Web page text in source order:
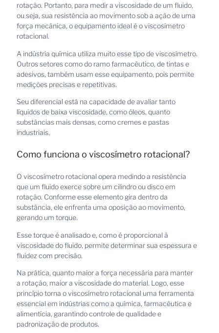
rotação. Portanto, para medir a viscosidade de um fluido,
ou seja, sua resistência ao movimento sob a ação de uma
força mecânica, o equipamento ideal é o viscosímetro
rotacional.
A indústria química utiliza muito esse tipo de viscosímetro.
Outros setores como do ramo farmacêutico, de tintas e
adesivos, também usam esse equipamento, pois permite
medições precisas e repetitivas.
Seu diferencial está na capacidade de avaliar tanto
líquidos de baixa viscosidade, como óleos, quanto
substâncias mais densas, como cremes e pastas
industriais.
Como funciona o viscosímetro rotacional?
O viscosímetro rotacional opera medindo a resistência
que um fluido exerce sobre um cilindro ou disco em
rotação. Conforme esse elemento gira dentro da
substância, ele enfrenta uma oposição ao movimento,
gerando um torque.
Esse torque é analisado e, como é proporcional à
viscosidade do fluido, permite determinar sua espessura e
fluidez com precisão.
Na prática, quanto maior a força necessária para manter
a rotação, maior a viscosidade do material. Logo, esse
princípio torna o viscosímetro rotacional uma ferramenta
essencial em indústrias como a química, farmacêutica e
alimentícia, garantindo controle de qualidade e
padronização de produtos.